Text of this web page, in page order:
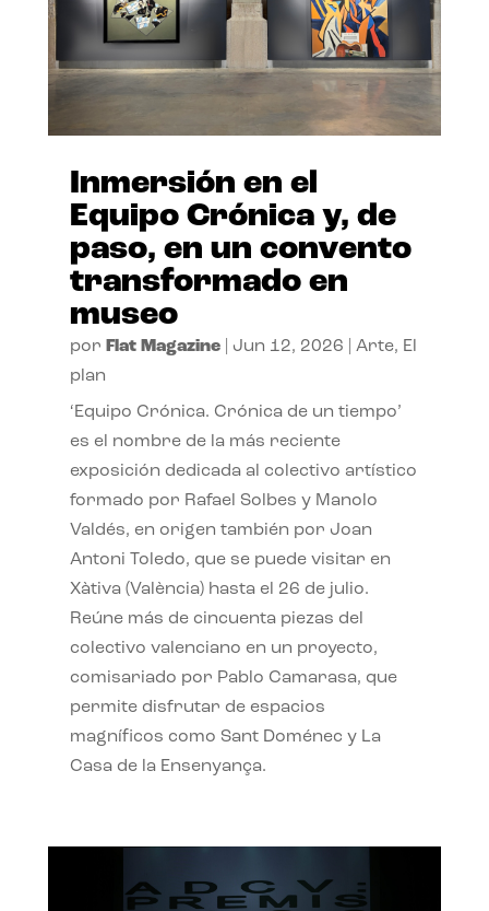
Inmersión en el
Equipo Crónica y, de
paso, en un convento
transformado en
museo
por Flat Magazine| Jun 12, 2026 Arte, El
plan
‘Equipo Crónica. Crónica de un tiempo’
es el nombre de la más reciente
exposición dedicada al colectivo artístico
formado por Rafael Solbes y Manolo
Valdés, en origen también por Joan
Antoni Toledo, que se puede visitar en
Xàtiva (València) hasta el 26 de julio.
Reúne más de cincuenta piezas del
colectivo valenciano en un proyecto,
comisariado por Pablo Camarasa, que
permite disfrutar de espacios
magníficos como Sant Doménec y La
Casa de la Ensenyança.